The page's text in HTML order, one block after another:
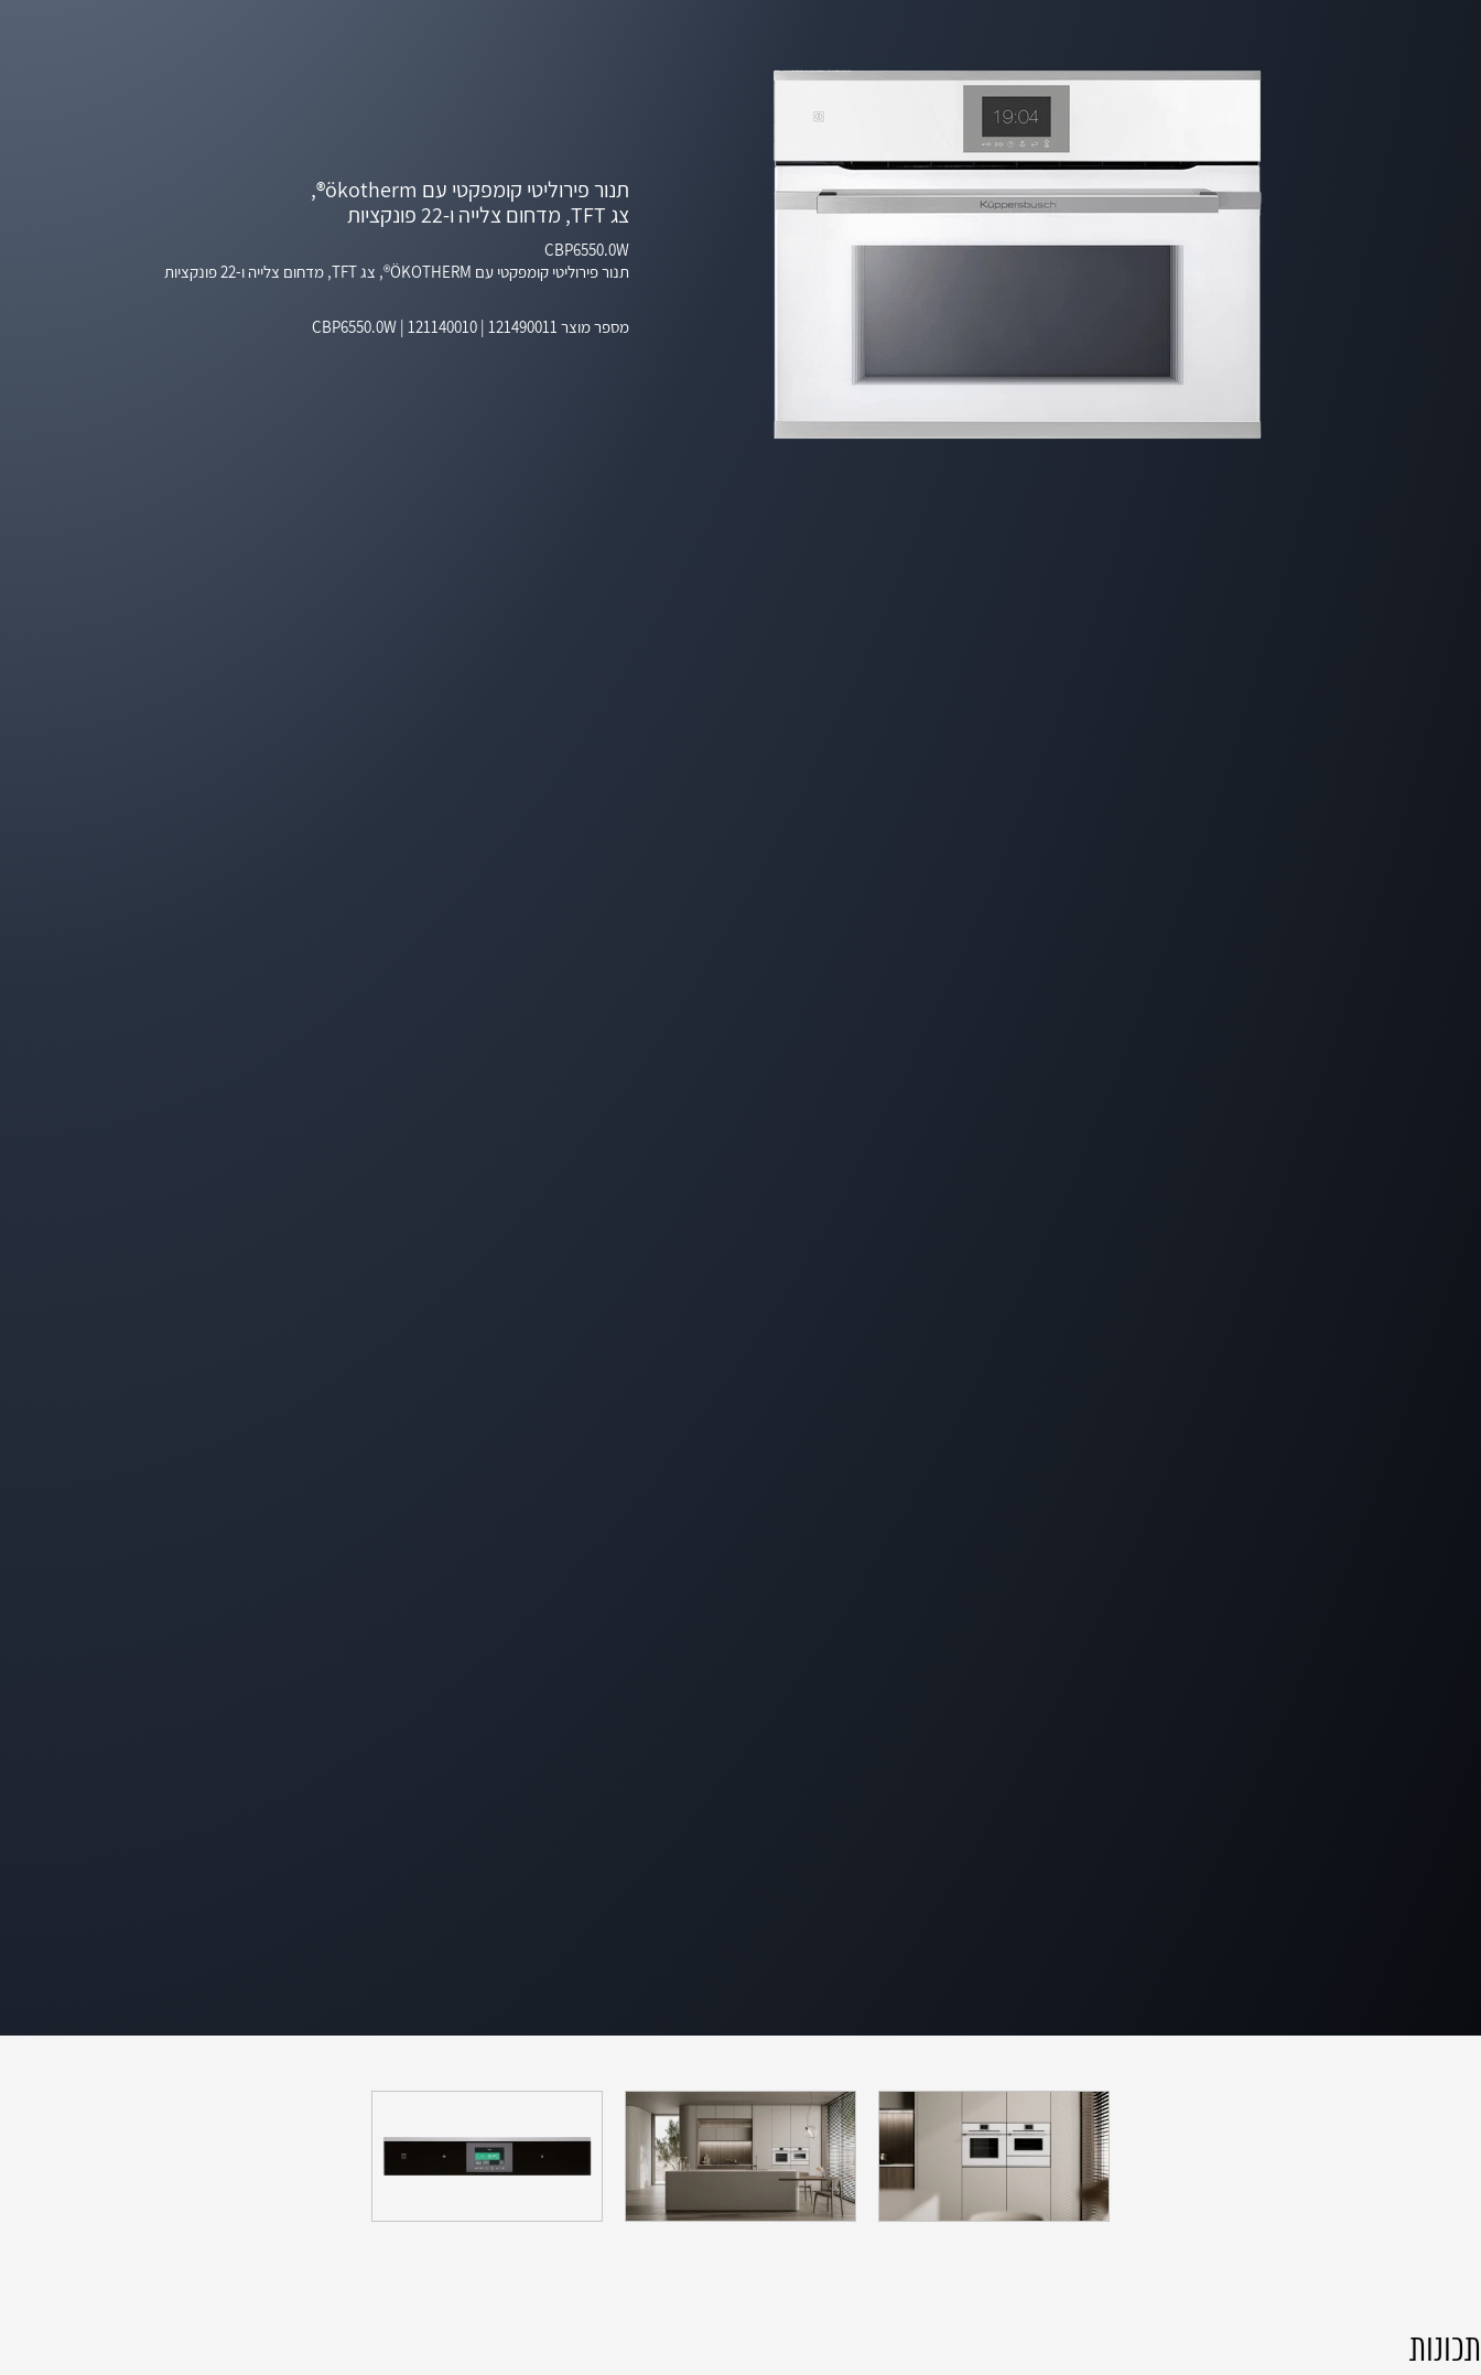
תנור פירוליטי קומפקטי עם ökotherm®,
צג TFT, מדחום צלייה ו-22 פונקציות
CBP6550.0W
תנור פירוליטי קומפקטי עם ÖKOTHERM®, צג TFT, מדחום צלייה ו-22 פונקציות
מספר מוצר CBP6550.0W | 121140010 | 121490011
תכונות